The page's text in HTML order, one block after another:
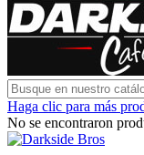
Haga clic para más
No se encontraron